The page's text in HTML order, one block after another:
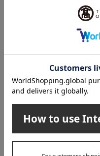
タオルマフラー 花
（ピンク・ブルー・パ
大切
ご案内 お届け遅延のお知らせ